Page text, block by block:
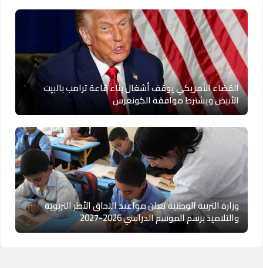
القضاء الأمريكي يوقف أشغال بناء قاعة ترامب بالبيت
الأبيض ويشترط موافقة الكونغرس
وزارة التربية الوطنية تعلن مواعيد التحاق الأطر التربوية
والتلاميذ برسم الموسم الدراسي 2026-2027